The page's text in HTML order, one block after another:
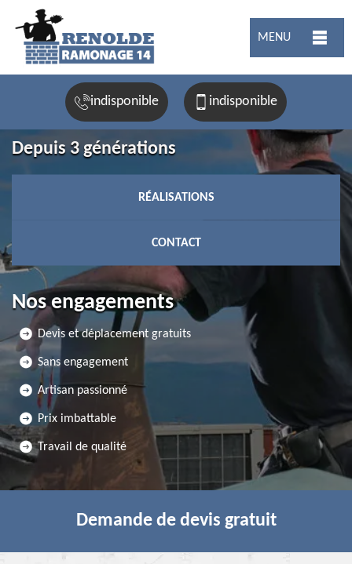
MENU
indisponible indisponible
Depuis 3 générations
RÉALISATIONS
CONTACT
Nos engagements
Devis et déplacement gratuits
Sans engagement
Artisan passionné
Prix imbattable
Travail de qualité
Demande de devis gratuit